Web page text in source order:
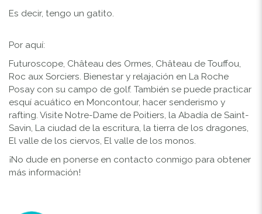
Es decir, tengo un gatito.
Por aquí:
Futuroscope, Château des Ormes, Château de Touffou,
Roc aux Sorciers. Bienestar y relajación en La Roche
Posay con su campo de golf. También se puede practicar
esquí acuático en Moncontour, hacer senderismo y
rafting. Visite Notre-Dame de Poitiers, la Abadía de Saint-
Savin, La ciudad de la escritura, la tierra de los dragones,
El valle de los ciervos, El valle de los monos.
¡No dude en ponerse en contacto conmigo para obtener
más información!